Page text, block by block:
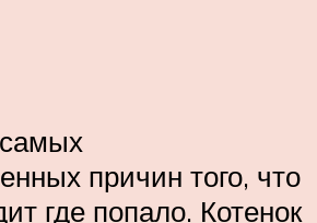
причин того, что
где попало. Котенок